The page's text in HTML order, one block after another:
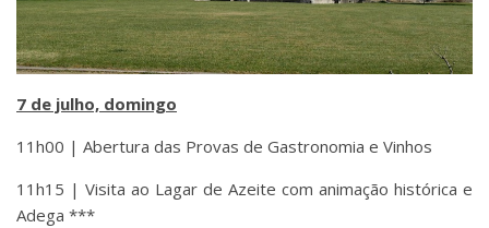
7 de julho, domingo
11h00 | Abertura das Provas de Gastronomia e Vinhos
11h15 | Visita ao Lagar de Azeite com animação histórica e
Adega ***